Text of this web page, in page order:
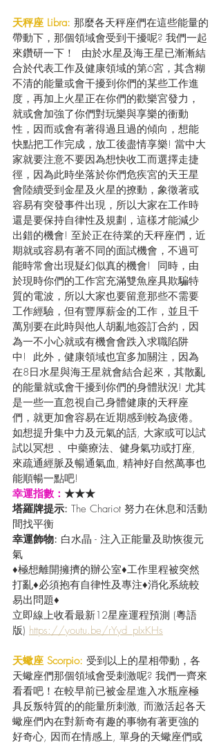
天秤座 Libra: 那麼各天秤座們在這些能量的
帶動下，那個領域會受到干擾呢? 我們一起
來鑽研一下！  由於水星及海王星已漸漸結
合於代表工作及健康領域的第6宮，其含糊
不清的能量或會干擾到你們的某些工作進
度，再加上火星正在你們的歡樂宮發力，
就或會加強了你們對玩樂與享樂的衝動
性，因而或會有著得過且過的傾向，想能
快點把工作完成，放工後盡情享樂! 當中大
家就要注意不要因為想快收工而選擇走捷
徑，因為此時坐落於你們危疾宮的天王星
會陸續受到金星及火星的撩動，象徵著或
容易有突發事件出現，所以大家在工作時
還是要保持自律性及規劃，這樣才能減少
出錯的機會! 至於正在待業的天秤座們，近
期就或容易有著不同的面試機會，不過可
能時常會出現疑幻似真的機會!  同時，由
於現時你們的工作宮充滿雙魚座具欺騙特
質的電波，所以大家也要留意那些不需要
工作經驗，但有豐厚薪金的工作，並且千
萬別要在此時與他人胡亂地簽訂合約，因
為一不小心就或有機會會跌入求職陷阱
中!  此外，健康領域也宜多加關注，因為
在8日水星與海王星就會結合起來，其散亂
的能量就或會干擾到你們的身體狀況! 尤其
是一些一直忽視自己身體健康的天秤座
們，就更加會容易在近期感到較為疲倦。
如想提升集中力及元氣的話, 大家或可以試
試以冥想 、中藥療法、健身氣功或打座,
來疏通經脈及暢通氣血, 精神好自然萬事也
能順暢一點吧!
幸運指數： ★★★
塔羅牌提示: The Chariot 努力在休息和活動
間找平衡
幸運飾物: 白水晶 - 注入正能量及助恢復元
氣
♦極想離開擁擠的辦公室♦工作里程被突然
打亂♦必須抱有自律性及專注♦消化系統較
易出問題♦
立即線上收看最新12星座運程預測 (粵語
版) https://youtu.be/rYyd_pIxKHs
天蠍座 Scorpio: 受到以上的星相帶動，各
天蠍座們那個領域會受刺激呢? 我們一齊來
看看吧！在較早前已被金星進入水瓶座極
具反叛特質的的能量所刺激, 而激活起各天
蠍座們內在對新奇有趣的事物有著更強的
好奇心, 因而在情感上, 單身的天蠍座們或